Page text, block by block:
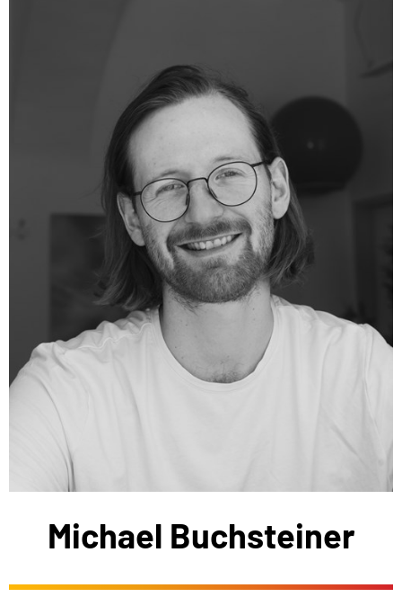
Michael Buchsteiner